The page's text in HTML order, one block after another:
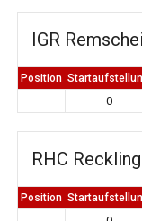
IGR
Position
0
RHC
Position